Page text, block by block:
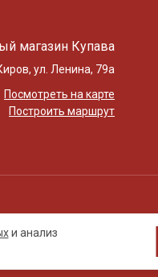
и анализ
магазин Купава
ул. Ленина, 79а
Посмотреть на карте
Построить маршрут